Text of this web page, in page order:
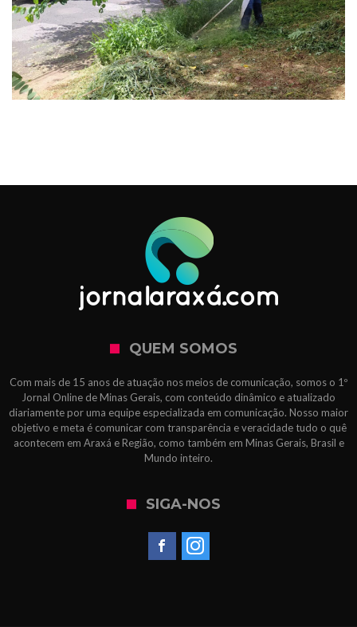
QUEM SOMOS
Com mais de 15 anos de atuação nos meios de comunicação, somos o 1º
Jornal Online de Minas Gerais, com conteúdo dinâmico e atualizado
diariamente por uma equipe especializada em comunicação. Nosso maior
objetivo e meta é comunicar com transparência e veracidade tudo o quê
acontecem em Araxá e Região, como também em Minas Gerais, Brasil e
Mundo inteiro.
SIGA-NOS